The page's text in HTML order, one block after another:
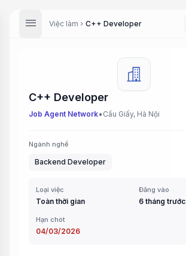
menu Việc làm chevron_right C++ Developer
C++ Developer
Job Agent Network• Cầu Giấy, Hà Nội
Ngành nghề
Backend Developer
Loại việc
Toàn thời gian
Đăng vào
6 tháng trước
Hạn chót
04/03/2026